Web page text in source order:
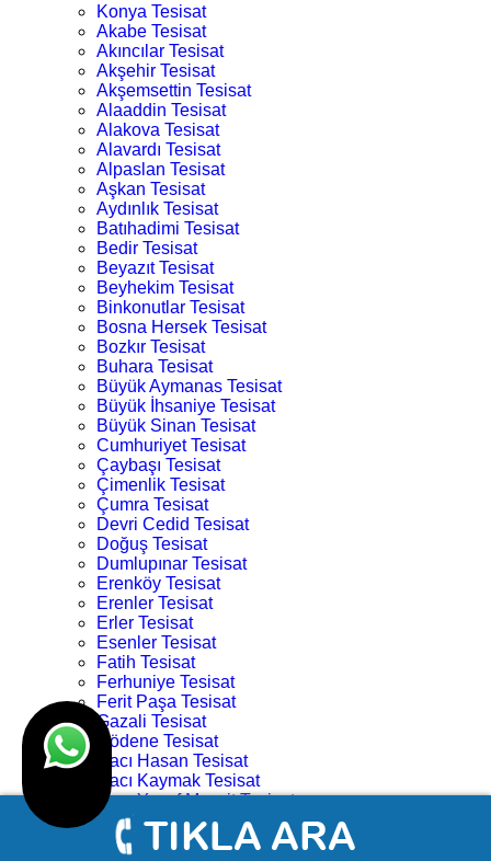
Konya Tesisat
Akabe Tesisat
Akıncılar Tesisat
Akşehir Tesisat
Akşemsettin Tesisat
Alaaddin Tesisat
Alakova Tesisat
Alavardı Tesisat
Alpaslan Tesisat
Aşkan Tesisat
Aydınlık Tesisat
Batıhadimi Tesisat
Bedir Tesisat
Beyazıt Tesisat
Beyhekim Tesisat
Binkonutlar Tesisat
Bosna Hersek Tesisat
Bozkır Tesisat
Buhara Tesisat
Büyük Aymanas Tesisat
Büyük İhsaniye Tesisat
Büyük Sinan Tesisat
Cumhuriyet Tesisat
Çaybaşı Tesisat
Çimenlik Tesisat
Çumra Tesisat
Devri Cedid Tesisat
Doğuş Tesisat
Dumlupınar Tesisat
Erenköy Tesisat
Erenler Tesisat
Erler Tesisat
Esenler Tesisat
Fatih Tesisat
Ferhuniye Tesisat
Ferit Paşa Tesisat
Gazali Tesisat
Gödene Tesisat
Hacı Hasan Tesisat
Hacı Kaymak Tesisat
Hacı Yusuf Mescit Tesisat
Hacıveyiszade Tesisat
Hamza Oğlu Tesisat